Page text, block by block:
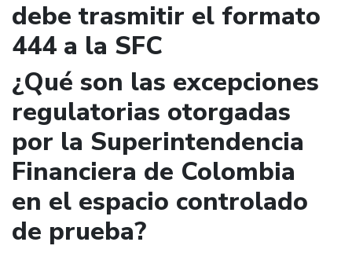
debe trasmitir el formato
444 a la SFC
¿Qué son las excepciones
regulatorias otorgadas
por la Superintendencia
Financiera de Colombia
en el espacio controlado
de prueba?